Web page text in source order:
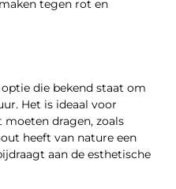
tegen rot en
die bekend staat om
Het is ideaal voor
dragen, zoals
heeft van nature een
aan de esthetische